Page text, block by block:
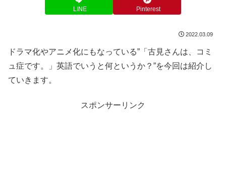
LINE Pinterest
2022.03.09
ドラマ化やアニメ化にもなっている”「古見さんは、コミ
ュ症です。」英語でいうと何というか？”を今回は紹介し
ていきます。
スポンサーリンク